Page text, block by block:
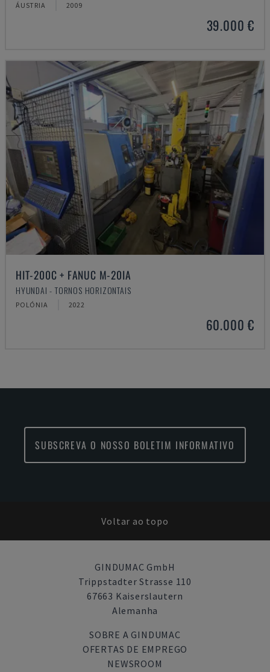
ÁUSTRIA 2009
39.000 €
HIT-200C + FANUC M-20IA
HYUNDAI - TORNOS HORIZONTAIS
POLÓNIA 2022
60.000 €
SUBSCREVA O NOSSO BOLETIM INFORMATIVO
Voltar ao topo
GINDUMAC GmbH
Trippstadter Strasse 110
67663 Kaiserslautern
Alemanha
SOBRE A GINDUMAC
OFERTAS DE EMPREGO
NEWSROOM